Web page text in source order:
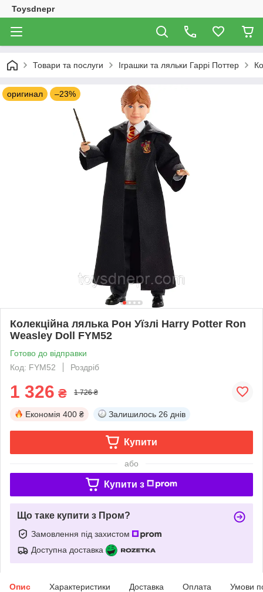
Toysdnepr
Товари та послуги Іграшки та ляльки Гаррі Поттер
оригинал –23%
Колекційна лялька Рон Уїзлі Harry Potter Ron
Weasley Doll FYM52
Готово до відправки
Код: FYM52
Роздріб
1 326 ₴ 1 726 ₴
Економія 400 ₴ Залишилось 26 днів
Купити
або
Купити з
Що таке купити з Пром?
Замовлення під захистом
Доступна доставка
Опис Характеристики Доставка Оплата Умови